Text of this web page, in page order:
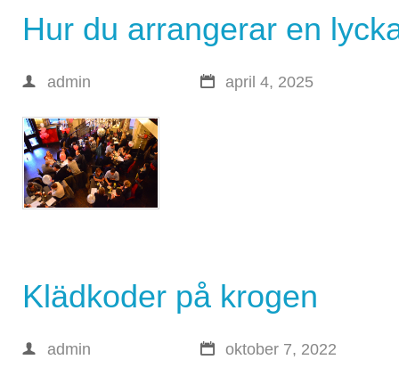
Hur du arrangerar en
admin april 4, 2025
Klädkoder på krogen
admin oktober 7, 2022